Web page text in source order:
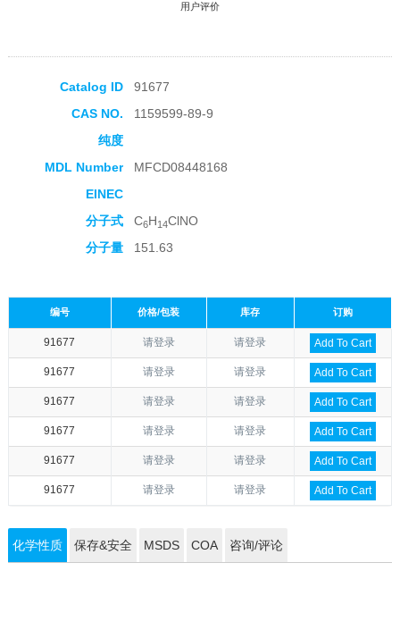
用户评价
Catalog ID
91677
CAS NO.
1159599-89-9
纯度
MDL Number
MFCD08448168
EINEC
分子式
C6H14ClNO
分子量
151.63
编号 价格/包装 库存 订购
91677 请登录 请登录 Add To Cart
91677 请登录 请登录 Add To Cart
91677 请登录 请登录 Add To Cart
91677 请登录 请登录 Add To Cart
91677 请登录 请登录 Add To Cart
91677 请登录 请登录 Add To Cart
化学性质 保存&安全 MSDS COA 咨询/评论